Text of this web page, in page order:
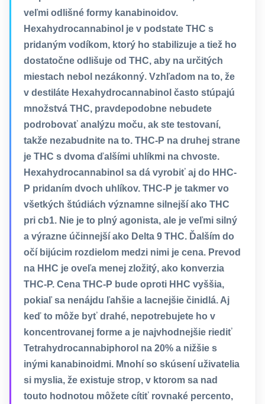
veľmi odlišné formy kanabinoidov.
Hexahydrocannabinol je v podstate THC s
pridaným vodíkom, ktorý ho stabilizuje a tiež ho
dostatočne odlišuje od THC, aby na určitých
miestach nebol nezákonný. Vzhľadom na to, že
v destiláte Hexahydrocannabinol často stúpajú
množstvá THC, pravdepodobne nebudete
podrobovať analýzu moču, ak ste testovaní,
takže nezabudnite na to. THC-P na druhej strane
je THC s dvoma ďalšími uhlíkmi na chvoste.
Hexahydrocannabinol sa dá vyrobiť aj do HHC-
P pridaním dvoch uhlíkov. THC-P je takmer vo
všetkých štúdiách významne silnejší ako THC
pri cb1. Nie je to plný agonista, ale je veľmi silný
a výrazne účinnejší ako Delta 9 THC. Ďalším do
očí bijúcim rozdielom medzi nimi je cena. Prevod
na HHC je oveľa menej zložitý, ako konverzia
THC-P. Cena THC-P bude oproti HHC vyššia,
pokiaľ sa nenájdu ľahšie a lacnejšie činidlá. Aj
keď to môže byť drahé, nepotrebujete ho v
koncentrovanej forme a je najvhodnejšie riediť
Tetrahydrocannabiphorol na 20% a nižšie s
inými kanabinoidmi. Mnohí so skúsení uživatelia
si myslia, že existuje strop, v ktorom sa nad
touto hodnotou môžete cítiť rovnaké percento,